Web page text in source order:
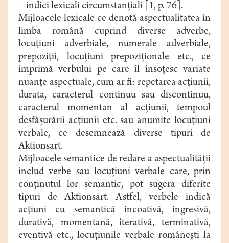
– indici lexicali circumstanţiali [1, p. 76].
Mijloacele lexicale ce denotă aspectualitatea în
limba română cuprind diverse adverbe,
locuţiuni adverbiale, numerale adverbiale,
prepoziţii, locuţiuni prepoziţionale etc., ce
imprimă verbului pe care îl însoţesc variate
nuanţe aspectuale, cum ar fi: repetarea acţiunii,
durata, caracterul continuu sau discontinuu,
caracterul momentan al acţiunii, tempoul
desfăşurării acţiunii etc. sau anumite locuţiuni
verbale, ce desemnează diverse tipuri de
Aktionsart.
Mijloacele semantice de redare a aspectualităţii
includ verbe sau locuţiuni verbale care, prin
conţinutul lor semantic, pot sugera diferite
tipuri de Aktionsart. Astfel, verbele indică
acţiuni cu semantică incoativă, ingresivă,
durativă, momentană, iterativă, terminativă,
eventivă etc., locuţiunile verbale româneşti la